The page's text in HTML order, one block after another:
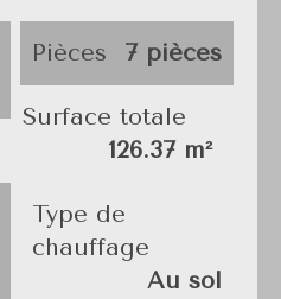
Pièces 7 pièces
Surface totale
126.37 m²
Type de
chauffage
Au sol